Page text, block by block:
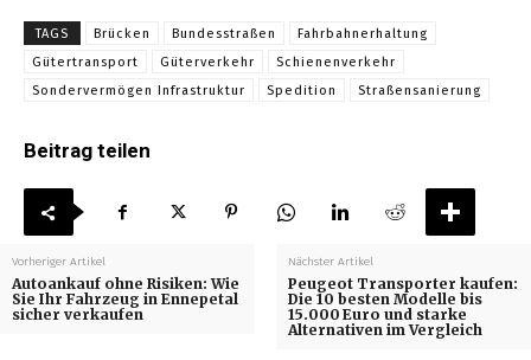
TAGS Brücken Bundesstraßen
Fahrbahnerhaltung
Gütertransport
Güterverkehr
Schienenverkehr
Sondervermögen Infrastruktur
Spedition Straßensanierung
Beitrag teilen
Vorheriger Artikel
Autoankauf ohne Risiken: Wie
Sie Ihr Fahrzeug in Ennepetal
sicher verkaufen
Nächster Artikel
Peugeot Transporter kaufen:
Die 10 besten Modelle bis
15.000 Euro und starke
Alternativen im Vergleich